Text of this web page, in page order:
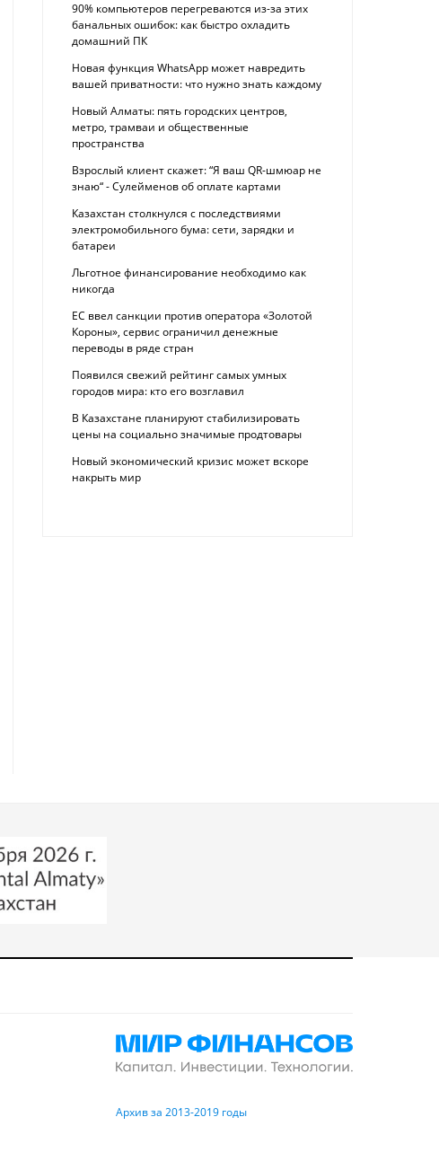
90% компьютеров перегреваются из-за этих
банальных ошибок: как быстро охладить
домашний ПК
Новая функция WhatsApp может навредить
вашей приватности: что нужно знать каждому
Новый Алматы: пять городских центров,
метро, трамваи и общественные
пространства
Взрослый клиент скажет: “Я ваш QR-шмюар не
знаю“ - Сулейменов об оплате картами
Казахстан столкнулся с последствиями
электромобильного бума: сети, зарядки и
батареи
Льготное финансирование необходимо как
никогда
ЕС ввел санкции против оператора «Золотой
Короны», сервис ограничил денежные
переводы в ряде стран
Появился свежий рейтинг самых умных
городов мира: кто его возглавил
В Казахстане планируют стабилизировать
цены на социально значимые продтовары
Новый экономический кризис может вскоре
накрыть мир
Архив за 2013-2019 годы